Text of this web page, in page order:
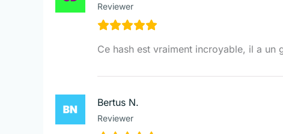
Reviewer
Ce hash est vraiment incroyable, il a un
Bertus N.
Reviewer